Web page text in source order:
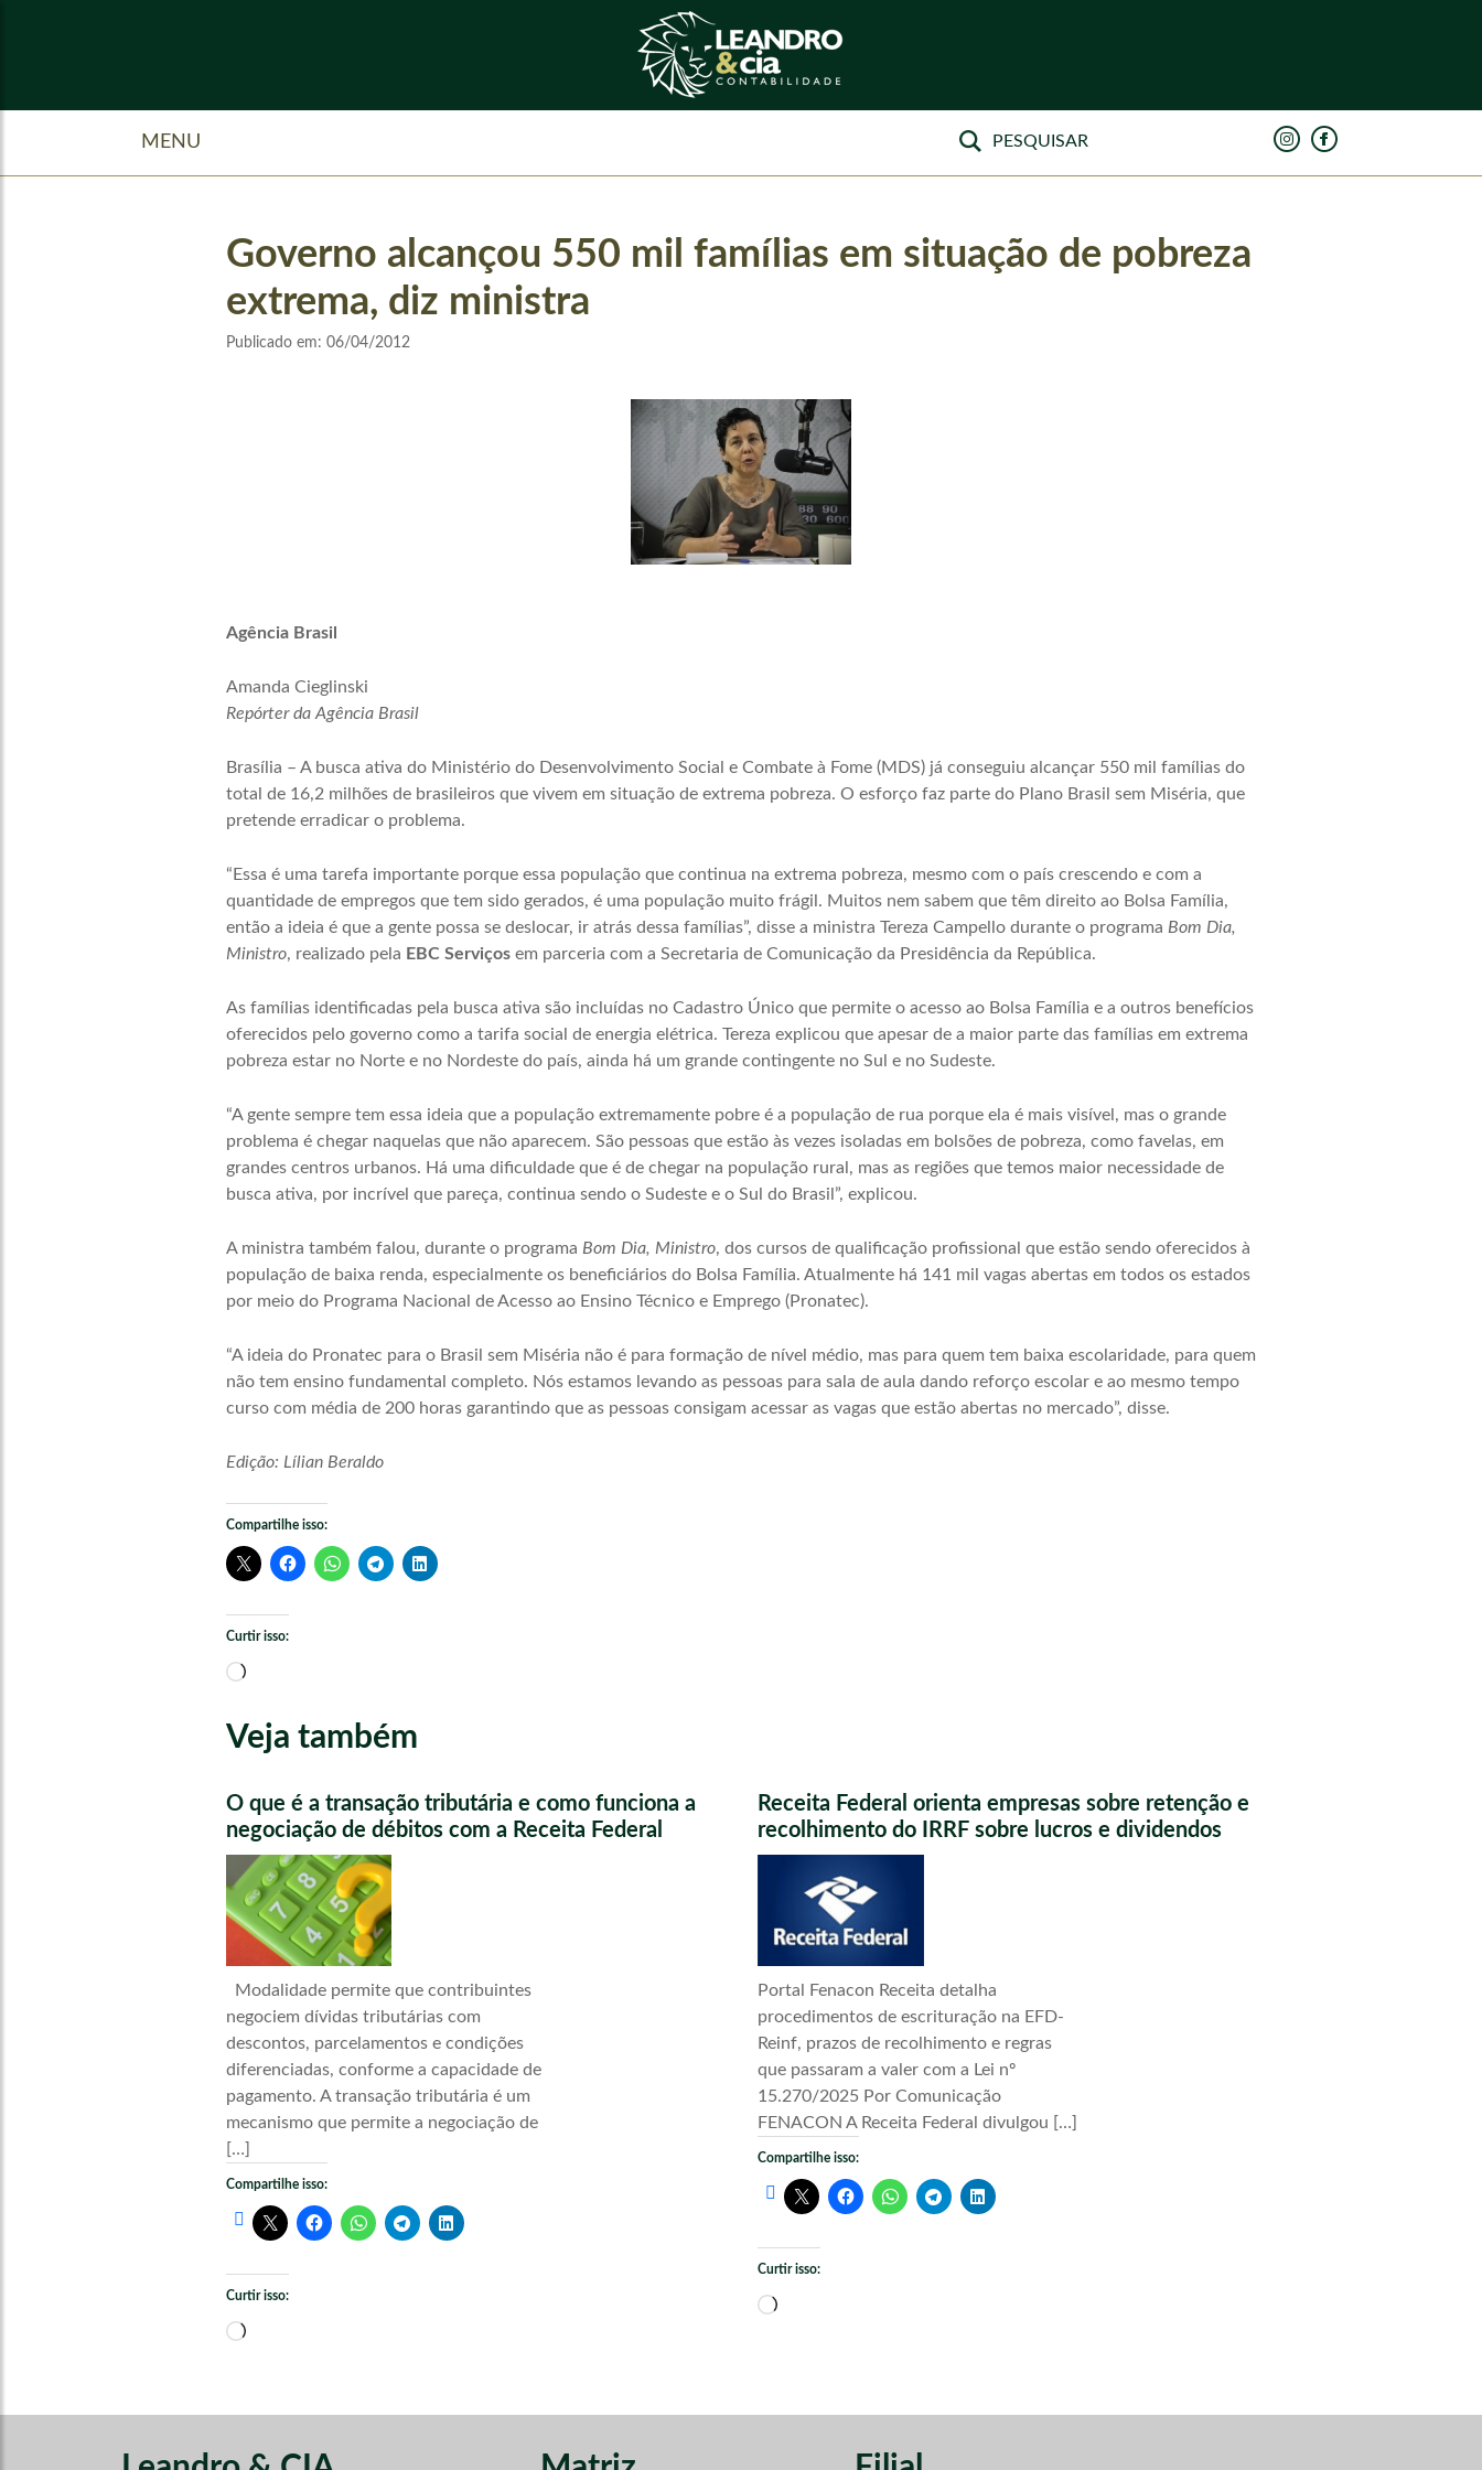
MENU
Governo alcançou 550 mil famílias em situação de pobreza
extrema, diz ministra
Publicado em: 06/04/2012
Agência Brasil
Amanda Cieglinski
Repórter da Agência Brasil
Brasília – A busca ativa do Ministério do Desenvolvimento Social e Combate à Fome (MDS) já conseguiu alcançar 550 mil famílias do
total de 16,2 milhões de brasileiros que vivem em situação de extrema pobreza. O esforço faz parte do Plano Brasil sem Miséria, que
pretende erradicar o problema.
“Essa é uma tarefa importante porque essa população que continua na extrema pobreza, mesmo com o país crescendo e com a
quantidade de empregos que tem sido gerados, é uma população muito frágil. Muitos nem sabem que têm direito ao Bolsa Família,
então a ideia é que a gente possa se deslocar, ir atrás dessa famílias”, disse a ministra Tereza Campello durante o programa Bom Dia,
Ministro, realizado pela EBC Serviçosem parceria com a Secretaria de Comunicação da Presidência da República.
As famílias identificadas pela busca ativa são incluídas no Cadastro Único que permite o acesso ao Bolsa Família e a outros benefícios
oferecidos pelo governo como a tarifa social de energia elétrica. Tereza explicou que apesar de a maior parte das famílias em extrema
pobreza estar no Norte e no Nordeste do país, ainda há um grande contingente no Sul e no Sudeste.
“A gente sempre tem essa ideia que a população extremamente pobre é a população de rua porque ela é mais visível, mas o grande
problema é chegar naquelas que não aparecem. São pessoas que estão às vezes isoladas em bolsões de pobreza, como favelas, em
grandes centros urbanos. Há uma dificuldade que é de chegar na população rural, mas as regiões que temos maior necessidade de
busca ativa, por incrível que pareça, continua sendo o Sudeste e o Sul do Brasil”, explicou.
A ministra também falou, durante o programa Bom Dia, Ministro, dos cursos de qualificação profissional que estão sendo oferecidos à
população de baixa renda, especialmente os beneficiários do Bolsa Família. Atualmente há 141 mil vagas abertas em todos os estados
por meio do Programa Nacional de Acesso ao Ensino Técnico e Emprego (Pronatec).
“A ideia do Pronatec para o Brasil sem Miséria não é para formação de nível médio, mas para quem tem baixa escolaridade, para quem
não tem ensino fundamental completo. Nós estamos levando as pessoas para sala de aula dando reforço escolar e ao mesmo tempo
curso com média de 200 horas garantindo que as pessoas consigam acessar as vagas que estão abertas no mercado”, disse.
Edição: Lílian Beraldo
Compartilhe isso:
Curtir isso:
Carregando...
Veja também
O que é a transação tributária e como funciona a
negociação de débitos com a Receita Federal
Modalidade permite que contribuintes
negociem dívidas tributárias com
descontos, parcelamentos e condições
diferenciadas, conforme a capacidade de
pagamento. A transação tributária é um
mecanismo que permite a negociação de
[…]
Compartilhe isso:
Curtir isso:
Carregando...
Receita Federal orienta empresas sobre retenção e
recolhimento do IRRF sobre lucros e dividendos
Portal Fenacon Receita detalha
procedimentos de escrituração na EFD-
Reinf, prazos de recolhimento e regras
que passaram a valer com a Lei nº
15.270/2025 Por Comunicação
FENACON A Receita Federal divulgou […]
Compartilhe isso:
Curtir isso:
Carregando...